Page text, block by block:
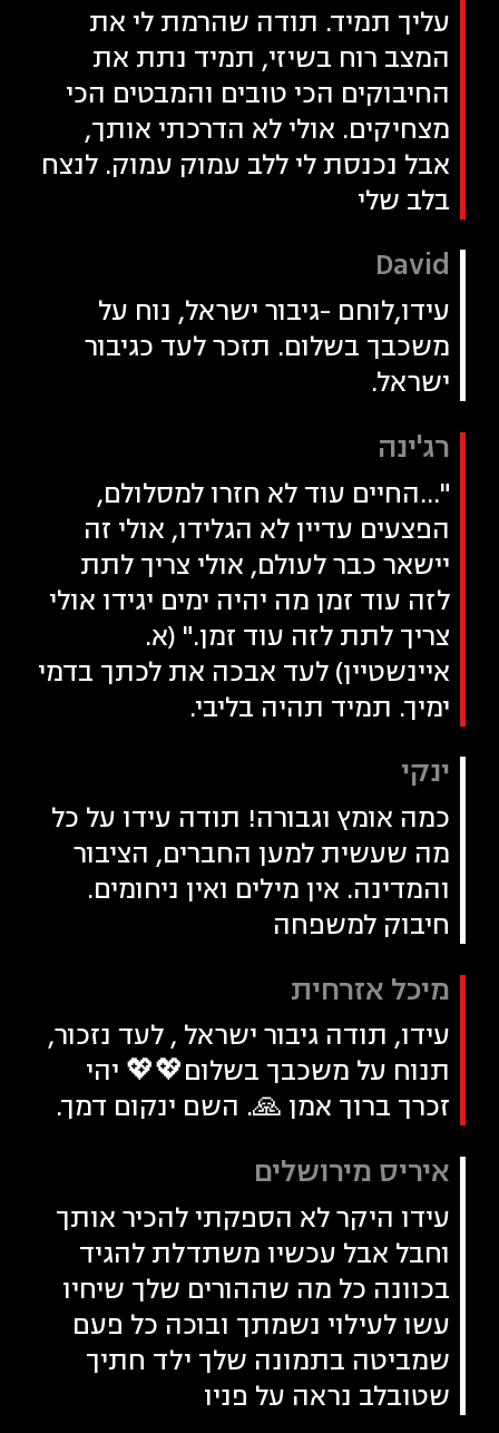
עליך תמיד. תודה שהרמת לי את
המצב רוח בשיזי, תמיד נתת את
החיבוקים הכי טובים והמבטים הכי
מצחיקים. אולי לא הדרכתי אותך,
אבל נכנסת לי ללב עמוק עמוק. לנצח
בלב שלי
David
עידו,לוחם -גיבור ישראל, נוח על
משכבך בשלום. תזכר לעד כגיבור
ישראל.
רג'ינה
"...החיים עוד לא חזרו למסלולם,
הפצעים עדיין לא הגלידו, אולי זה
יישאר כבר לעולם, אולי צריך לתת
לזה עוד זמן מה יהיה ימים יגידו אולי
צריך לתת לזה עוד זמן." (א.
איינשטיין) לעד אבכה את לכתך בדמי
ימיך. תמיד תהיה בליבי.
ינקי
כמה אומץ וגבורה! תודה עידו על כל
מה שעשית למען החברים, הציבור
והמדינה. אין מילים ואין ניחומים.
חיבוק למשפחה
מיכל אזרחית
עידו, תודה גיבור ישראל , לעד נזכור,
תנוח על משכבך בשלום💖💖 יהי
זכרך ברוך אמן 🙏. השם ינקום דמך.
איריס מירושלים
עידו היקר לא הספקתי להכיר אותך
וחבל אבל עכשיו משתדלת להגיד
בכוונה כל מה שההורים שלך שיחיו
עשו לעילוי נשמתך ובוכה כל פעם
שמביטה בתמונה שלך ילד חתיך
שטובלב נראה על פניו